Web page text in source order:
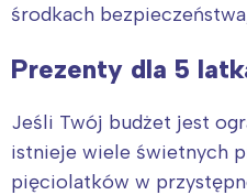
środkach
Prezenty dla 5
Jeśli Twój budżet jest
istnieje wiele świetnych
pięciolatków w